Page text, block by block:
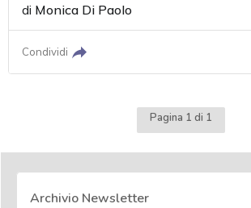
di Monica Di Paolo
Condividi
Pagina 1 di 1
Archivio Newsletter